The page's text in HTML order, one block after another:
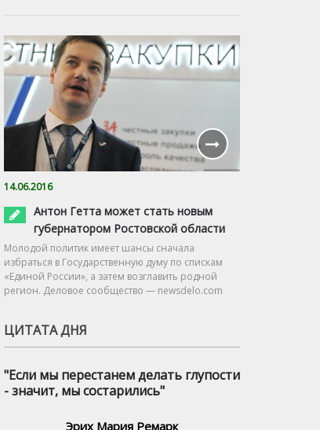
14.06.2016
Антон Гетта может стать новым
губернатором Ростовской области
Молодой политик имеет шансы сначала
избраться в Государственную думу по спискам
«Единой России», а затем возглавить родной
регион. Деловое сообщество — newsdelo.com
ЦИТАТА ДНЯ
"Если мы перестанем делать глупости
- значит, мы состарились"
Эрих Мария Ремарк